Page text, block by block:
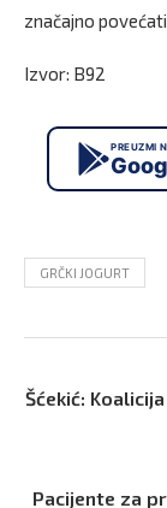
značajno
Izvor: B92
PREUZMI
GRČKI JOGURT
Šćekić:
Pacijente za